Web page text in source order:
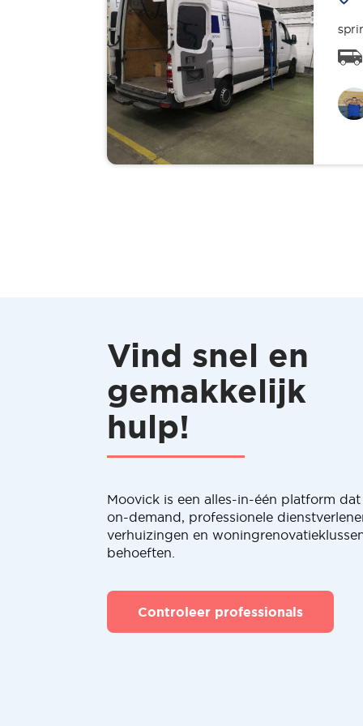
Vind snel en
gemakkelijk
hulp!
Moovick is een alles-in-één platform
on-demand, professionele
verhuizingen en
behoeften.
Controleer professionals